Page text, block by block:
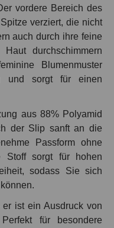
vordere Bereich des
verziert, die nicht
auch durch ihre feine
durchschimmern
Blumenmuster
und sorgt für einen
aus 88% Polyamid
der Slip sanft an die
Passform ohne
Stoff sorgt für hohen
sodass Sie sich
ist ein Ausdruck von
für besondere